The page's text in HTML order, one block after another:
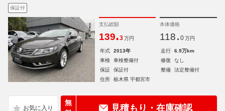
保証付
支払総額
139.3 万円
本体価格
118. 0 万円
年式 2013年 走行
6.9万km
車検
車検整備付 修復
なし
保証
保証付 整備
法定整備付
住所
栃木県 宇都宮市
無
見積もり・在庫確認